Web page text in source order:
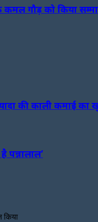
के कमल गौड़ को किया
की काली कमाई का
किया